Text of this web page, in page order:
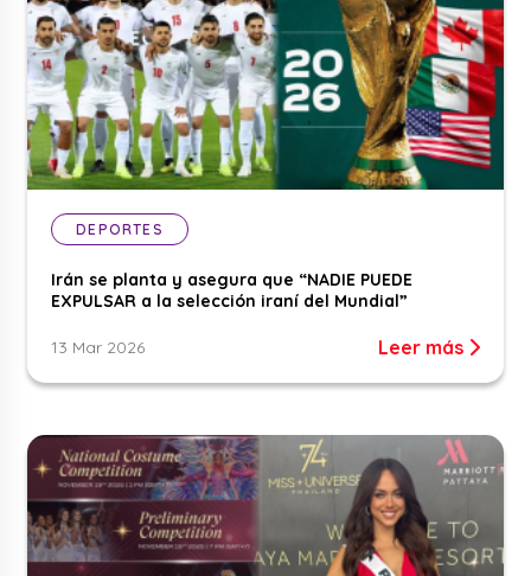
DEPORTES
Irán se planta y asegura que “NADIE PUEDE
EXPULSAR a la selección iraní del Mundial”
13 Mar 2026 Leer más